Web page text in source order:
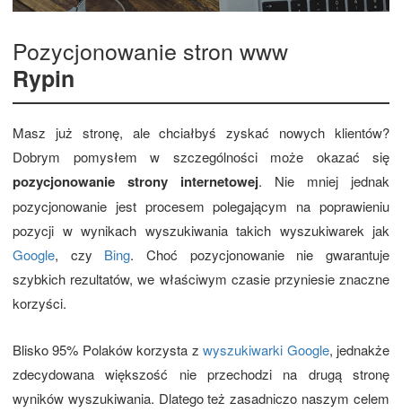
Pozycjonowanie stron www
Rypin
Masz już stronę, ale chciałbyś zyskać nowych klientów?
Dobrym pomysłem w szczególności może okazać się
pozycjonowanie strony internetowej. Nie mniej jednak
pozycjonowanie jest procesem polegającym na poprawieniu
pozycji w wynikach wyszukiwania takich wyszukiwarek jak
Google, czy Bing. Choć pozycjonowanie nie gwarantuje
szybkich rezultatów, we właściwym czasie przyniesie znaczne
korzyści.
Blisko 95% Polaków korzysta zwyszukiwarki Google, jednakże
zdecydowana większość nie przechodzi na drugą stronę
wyników wyszukiwania. Dlatego też zasadniczo naszym celem